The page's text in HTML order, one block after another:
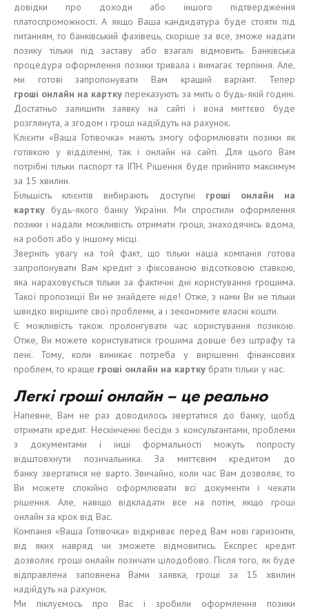
довідки про доходи або іншого підтвердження
платоспроможності. А якщо Ваша кандидатура буде стояти під
питанням, то банківський фахівець, скоріше за все, зможе надати
позику тільки під заставу або взагалі відмовить. Банківська
процедура оформлення позики тривала і вимагає терпіння. Але,
ми готові запропонувати Вам кращий варіант. Тепер
гроші онлайн на картку переказують за мить о будь-якій годині.
Достатньо залишити заявку на сайті і вона миттєво буде
розглянута, а згодом і гроші надійдуть на рахунок.
Клієнти «Ваша Готівочка» мають змогу оформлювати позики як
готівкою у відділенні, так і онлайн на сайті. Для цього Вам
потрібні тільки паспорт та ІПН. Рішення буде прийнято максимум
за 15 хвилин.
Більшість клієнтів вибирають доступні гроші онлайн на
картку будь-якого банку України. Ми спростили оформлення
позики і надали можливість отримати гроші, знаходячись вдома,
на роботі або у іншому місці.
Зверніть увагу на той факт, що тільки наша компанія готова
запропонувати Вам кредит з фіксованою відсотковою ставкою,
яка нараховується тільки за фактичні дні користування грошима.
Такої пропозиції Ви не знайдете ніде! Отже, з нами Ви не тільки
швидко вирішите свої проблеми, а і зекономите власні кошти.
Є можливість також пролонгувати час користування позикою.
Отже, Ви можете користуватися грошима довше без штрафу та
пені. Тому, коли виникає потреба у вирішенні фінансових
проблем, то краще гроші онлайн на картку брати тільки у нас.
Легкігрошіонлайн – цереально
Напевне, Вам не раз доводилось звертатися до банку, щобд
отримати кредит. Нескінченні бесіди з консультантами, проблеми
з документами і інші формальності можуть попросту
відштовхнути позичальника. За миттєвим кредитом до
банку звертатися не варто. Звичайно, коли час Вам дозволяє, то
Ви можете спокійно оформлювати всі документи і чекати
рішення. Але, навіщо відкладати все на потім, якщо гроші
онлайн за крок від Вас.
Компанія «Ваша Готівочка» відкриває перед Вам нові гаризонти,
від яких навряд чи зможете відмовитись. Експрес кредит
дозволяє гроші онлайн позичати цілодобово. Після того, як буде
відправлена заповнена Вами заявка, гроші за 15 хвилин
надійдуть на рахунок.
Ми піклуємось про Вас і зробили оформлення позики